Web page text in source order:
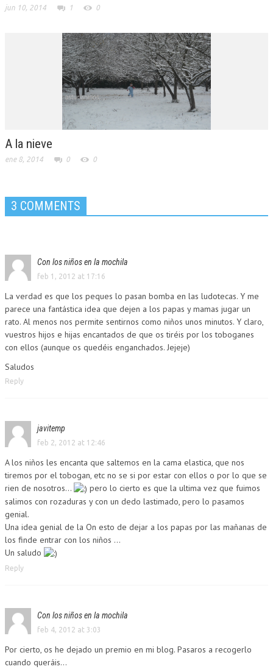
jun 10, 2014 1 0
A la nieve
ene 8, 2014 0 0
3 COMMENTS
Con los niños en la mochila
feb 1, 2012 at 17:16
La verdad es que los peques lo pasan bomba en las ludotecas. Y me
parece una fantástica idea que dejen a los papas y mamas jugar un
rato. Al menos nos permite sentirnos como niños unos minutos. Y claro,
vuestros hijos e hijas encantados de que os tiréis por los toboganes
con ellos (aunque os quedéis enganchados. Jejeje)
Saludos
Reply
javitemp
feb 2, 2012 at 12:46
A los niños les encanta que saltemos en la cama elastica, que nos
tiremos por el tobogan, etc no se si por estar con ellos o por lo que se
rien de nosotros…
pero lo cierto es que la ultima vez que fuimos
salimos con rozaduras y con un dedo lastimado, pero lo pasamos
genial.
Una idea genial de la On esto de dejar a los papas por las mañanas de
los finde entrar con los niños …
Un saludo
Reply
Con los niños en la mochila
feb 4, 2012 at 3:03
Por cierto, os he dejado un premio en mi blog. Pasaros a recogerlo
cuando queráis…